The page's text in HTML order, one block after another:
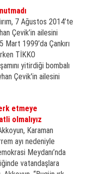
7 Ağustos 2014’te
Çevik’in ailesini
Mart 1999’da Çankırı
TİKKO
yitirdiği bombalı
Çevik'in ailesini
etmeye
olmalıyız
Karaman
ayı nedeniyle
Meydanı’nda
vatandaşlara